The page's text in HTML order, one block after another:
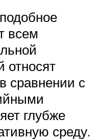
всем
относят
сравнении с
глубже
среду.